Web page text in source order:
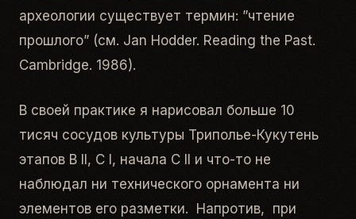
археологии существует термин: ”чтение
прошлого” (см. Jan Hodder. Reading the Past.
Cambridge. 1986).
В своей практике я нарисовал больше 10
тисяч сосудов культуры Триполье-Кукутень
этапов В II, С I, начала С II и что-то не
наблюдал ни технического орнамента ни
элементов его разметки. Напротив, при